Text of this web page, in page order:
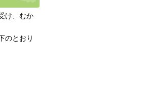
け、むか
のとおり